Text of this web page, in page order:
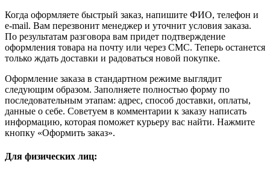
Когда оформляете быстрый заказ, напишите ФИО, телефон и
e-mail. Вам перезвонит менеджер и уточнит условия заказа.
По результатам разговора вам придет подтверждение
оформления товара на почту или через СМС. Теперь останется
только ждать доставки и радоваться новой покупке.
Оформление заказа в стандартном режиме выглядит
следующим образом. Заполняете полностью форму по
последовательным этапам: адрес, способ доставки, оплаты,
данные о себе. Советуем в комментарии к заказу написать
информацию, которая поможет курьеру вас найти. Нажмите
кнопку «Оформить заказ».
Для физических лиц: